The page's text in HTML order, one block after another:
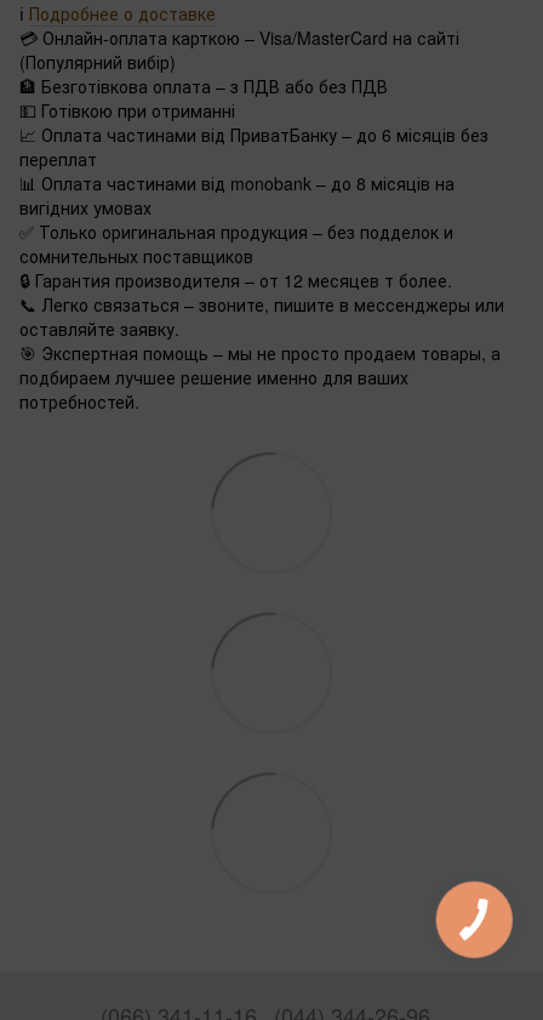
ℹ️ Подробнее о доставке
💳 Онлайн-оплата карткою – Visa/MasterCard на сайті
(Популярний вибір)
🏦 Безготівкова оплата – з ПДВ або без ПДВ
💵 Готівкою при отриманні
📈 Оплата частинами від ПриватБанку – до 6 місяців без
переплат
📊 Оплата частинами від monobank – до 8 місяців на
вигідних умовах
✅ Только оригинальная продукция – без подделок и
сомнительных поставщиков
🔒 Гарантия производителя – от 12 месяцев т более.
📞 Легко связаться – звоните, пишите в мессенджеры или
оставляйте заявку.
🎯 Экспертная помощь – мы не просто продаем товары, а
подбираем лучшее решение именно для ваших
потребностей.